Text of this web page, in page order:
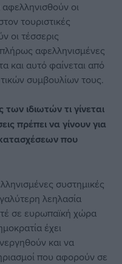
οι
τουριστικές
οι τέσσερις
αφελληνισμένες
και αυτό φαίνεται από
συμβουλίων τους.
των ιδιωτών τι γίνεται
πρέπει να γίνουν για
που
συστημικές
λεηλασία
σε ευρωπαϊκή χώρα
έχει
και να
που αφορούν σε